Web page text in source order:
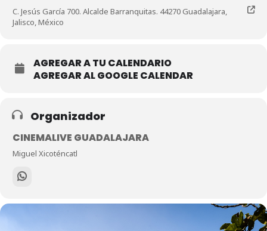
C. Jesús García 700. Alcalde Barranquitas. 44270 Guadalajara,
Jalisco, México
AGREGAR A TU CALENDARIO
AGREGAR AL GOOGLE CALENDAR
Organizador
CINEMALIVE GUADALAJARA
Miguel Xicoténcatl